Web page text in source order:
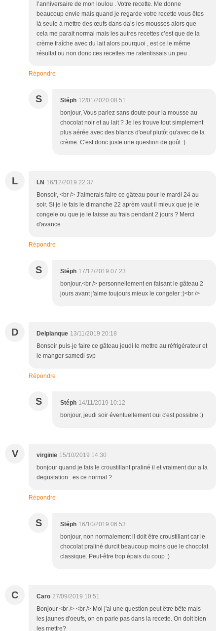
l’anniversaire de mon loulou . Votre recette. Me donne
beaucoup envie mais quand je regarde votre recette vous êtes
là seule à mettre des œufs dans da’s les mousses alors que
cela me parait normal mais les autres recettes c’est que de la
crème fraîche avec du lait alors pourquoi , est ce le même
résultat ou non donc ces recettes me ralentissais un peu .
Répondre
S Stéph 12/01/2020 08:51
bonjour, Vous parlez sans doute pour la mousse au
chocolat noir et au lait ? Je les trouve tout simplement
plus aérée avec des blancs d'oeuf plutôt qu'avec de la
crème. C'est donc juste une question de goût :)
L LN 16/12/2019 22:37
Bonsoir, <br /> J'aimerais faire ce gâteau pour le mardi 24 au
soir. Si je le fais le dimanche 22 aprèm vaut il mieux que je le
congele ou que je le laisse au frais pendant 2 jours ? Merci
d'avance
Répondre
S Stéph 17/12/2019 07:23
bonjour,<br /> personnellement en faisant le gâteau 2
jours avant j'aime toujours mieux le congeler :)<br />
D Delplanque 13/11/2019 20:18
Bonsoir puis-je faire ce gâteau jeudi le mettre au réfrigérateur et
le manger samedi svp
Répondre
S Stéph 14/11/2019 10:12
bonjour, jeudi soir éventuellement oui c'est possible :)
V virginie 15/10/2019 14:30
bonjour quand je fais le croustillant praliné il et vraiment dur a la
degustation . es ce normal ?
Répondre
S Stéph 16/10/2019 06:53
bonjour, non normalement il doit être croustillant car le
chocolat praliné durcit beaucoup moins que le chocolat
classique. Peut-être trop épais du coup :)
C Caro 27/09/2019 10:51
Bonjour <br /> <br /> Moi j'ai une question peut être bête mais
les jaunes d'oeufs, on en parle pas dans la recette. On doit bien
les mettre?